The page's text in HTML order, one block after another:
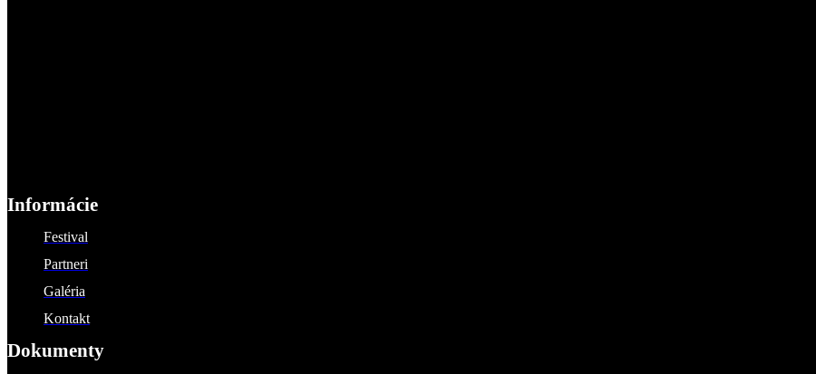
Informácie
Festival
Partneri
Galéria
Kontakt
Dokumenty